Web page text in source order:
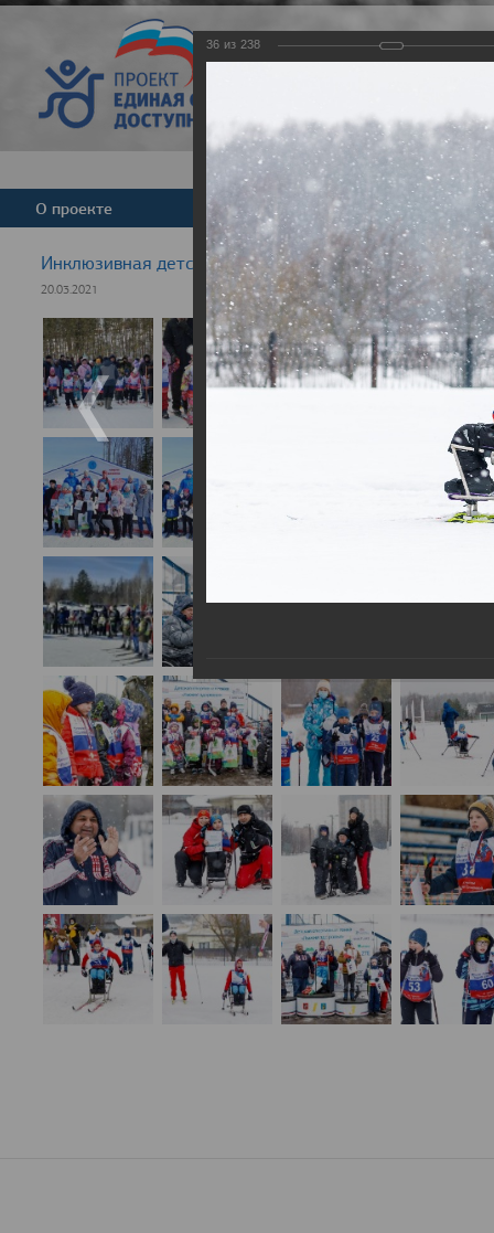
Версия для
О проекте Команда Новости
Инклюзивная детская гонка "Лыжня здоровья" 2021
20.03.2021
36 из 238